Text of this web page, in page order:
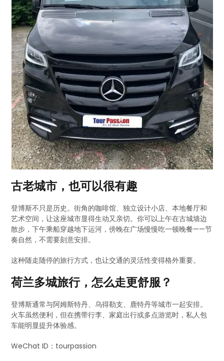
古老城市，也可以很有趣
登博斯不只是历史。街角的咖啡馆、独立设计小店、本地餐厅和
艺术空间，让这座城市显得生动又亲切。你可以上午在古城墙边
散步，下午乘船穿越地下运河，傍晚在广场慢慢吃一顿晚餐——节
奏自然，不需要刻意安排。
这种随走随停的旅行方式，也让交通的灵活性变得格外重要。
荷兰多城旅行，怎么走更舒服？
登博斯通常与阿姆斯特丹、乌得勒支、鹿特丹等城市一起安排。
火车虽然便利，但在携带行李、家庭出行或多点游览时，私人包
车能明显提升体验感。
WeChat ID：tourpassion